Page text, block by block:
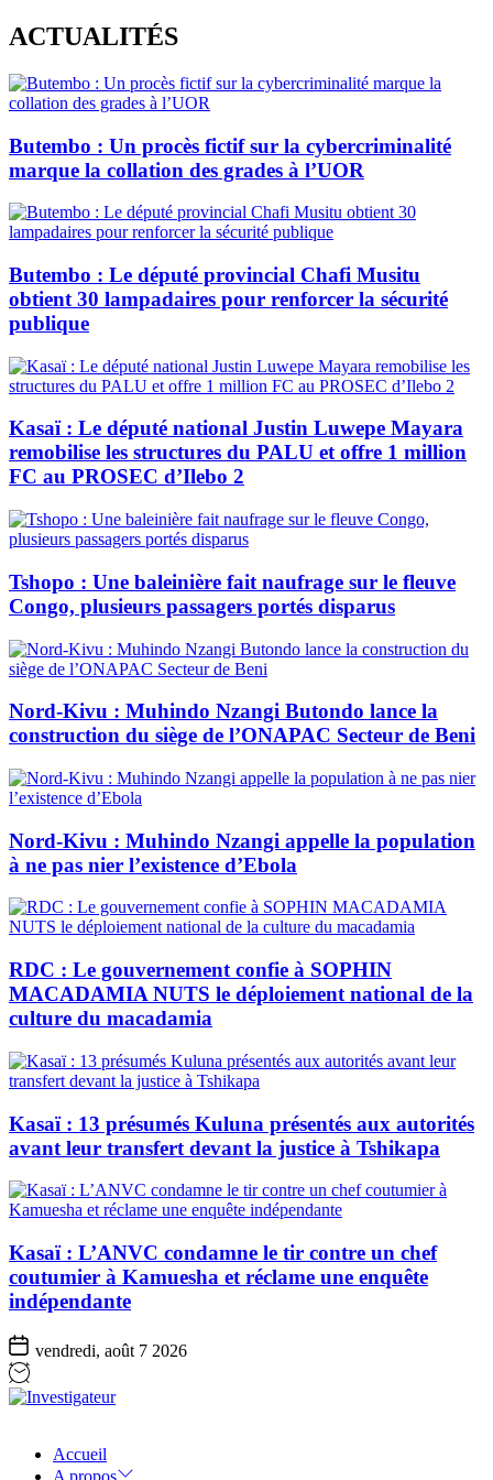
Skip
to
content
ACTUALITÉS
Butembo : Un procès fictif sur la cybercriminalité
marque la collation des grades à l’UOR
Butembo : Le député provincial Chafi Musitu
obtient 30 lampadaires pour renforcer la sécurité
publique
Kasaï : Le député national Justin Luwepe Mayara
remobilise les structures du PALU et offre 1 million
FC au PROSEC d’Ilebo 2
Tshopo : Une baleinière fait naufrage sur le fleuve
Congo, plusieurs passagers portés disparus
Nord-Kivu : Muhindo Nzangi Butondo lance la
construction du siège de l’ONAPAC Secteur de Beni
Nord-Kivu : Muhindo Nzangi appelle la population
à ne pas nier l’existence d’Ebola
RDC : Le gouvernement confie à SOPHIN
MACADAMIA NUTS le déploiement national de la
culture du macadamia
Kasaï : 13 présumés Kuluna présentés aux autorités
avant leur transfert devant la justice à Tshikapa
Kasaï : L’ANVC condamne le tir contre un chef
coutumier à Kamuesha et réclame une enquête
indépendante
vendredi, août 7 2026
Accueil
A propos